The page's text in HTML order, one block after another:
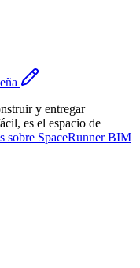
y entregar
es el espacio de
sobre SpaceRunner BIM